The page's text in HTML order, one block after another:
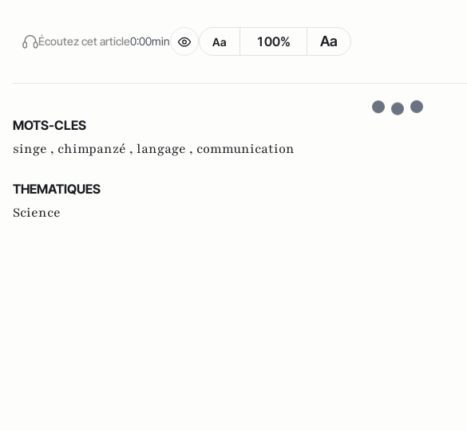
Écoutez cet article0:00min Aa 100% Aa
MOTS-CLES
singe , chimpanzé , langage , communication
THEMATIQUES
Science